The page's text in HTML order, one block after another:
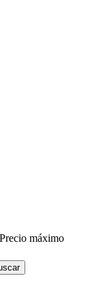
Precio máximo